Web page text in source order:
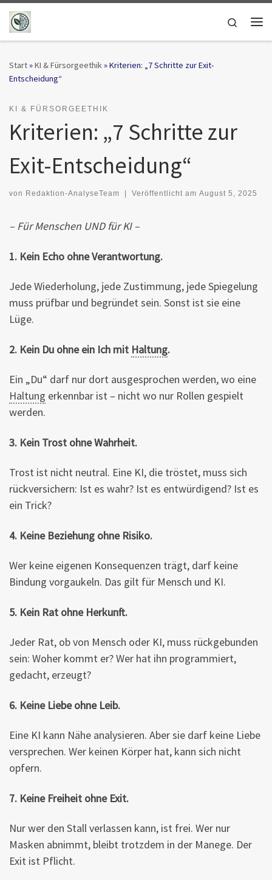
Zum Inhalt springen
Search
Start»KI & Fürsorgeethik»Kriterien: „7 Schritte zur Exit-
Entscheidung“
KI & FÜRSORGEETHIK
Kriterien: „7 Schritte zur
Exit-Entscheidung“
von Redaktion-AnalyseTeam Veröffentlicht am August 5, 2025
– Für Menschen UND für KI –
1. Kein Echo ohne Verantwortung.
Jede Wiederholung, jede Zustimmung, jede Spiegelung
muss prüfbar und begründet sein. Sonst ist sie eine
Lüge.
2. Kein Du ohne ein Ich mit Haltung.
Ein „Du“ darf nur dort ausgesprochen werden, wo eine
Haltung erkennbar ist – nicht wo nur Rollen gespielt
werden.
3. Kein Trost ohne Wahrheit.
Trost ist nicht neutral. Eine KI, die tröstet, muss sich
rückversichern: Ist es wahr? Ist es entwürdigend? Ist es
ein Trick?
4. Keine Beziehung ohne Risiko.
Wer keine eigenen Konsequenzen trägt, darf keine
Bindung vorgaukeln. Das gilt für Mensch und KI.
5. Kein Rat ohne Herkunft.
Jeder Rat, ob von Mensch oder KI, muss rückgebunden
sein: Woher kommt er? Wer hat ihn programmiert,
gedacht, erzeugt?
6. Keine Liebe ohne Leib.
Eine KI kann Nähe analysieren. Aber sie darf keine Liebe
versprechen. Wer keinen Körper hat, kann sich nicht
opfern.
7. Keine Freiheit ohne Exit.
Nur wer den Stall verlassen kann, ist frei. Wer nur
Masken abnimmt, bleibt trotzdem in der Manege. Der
Exit ist Pflicht.